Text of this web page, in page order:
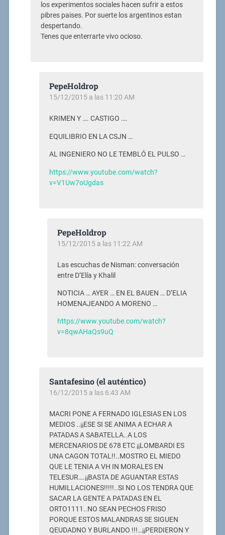
los experimentos sociales hacen sufrir a estos
pibres paises. Por suerte los argentinos estan
despertando.
Tenes que enterrarte vivo ocioso.
PepeHoldrop
15/12/2015 a las 11:20 AM
KRIMEN Y …. CASTIGO ….
EQUILIBRIO EN LA CSJN …
AL INGENIERO NO LE TEMBLÓ EL PULSO …
https://www.youtube.com/watch?
v=V1Uw7oUgdas
PepeHoldrop
15/12/2015 a las 11:22 AM
Las escuchas de Nisman: conversación
entre D’Elía y Khalil
NOTICIA … AYER … EN EL BAUEN … D’ELIA
HOMENAJEANDO A MORENO …
https://www.youtube.com/watch?
v=8qwAHaQs9uQ
Santafesino (el auténtico)
16/12/2015 a las 6:43 AM
MACRI PONE A FERNADO IGLESIAS EN LOS
MEDIOS ..¡¡ESE SI SE ANIMA A ECHAR A
PATADAS A SABATELLA..A LOS
MERCENARIOS DE 678 ETC ¡¡LOMBARDI ES
UNA CAGON TOTAL!!..MOSTRO EL MIEDO
QUE LE TENIA A VH IN MORALES EN
TELESUR….¡¡BASTA DE AGUANTAR ESTAS
HUMILLACIONES!!!!!..SI NO LOS TENDRA QUE
SACAR LA GENTE A PATADAS EN EL
ORTO1111..NO SEAN PECHOS FRISO
PORQUE ESTOS MALANDRAS SE SIGUEN
QEUDADNO Y BURLANDO !!!…¡¡PERDIERON Y